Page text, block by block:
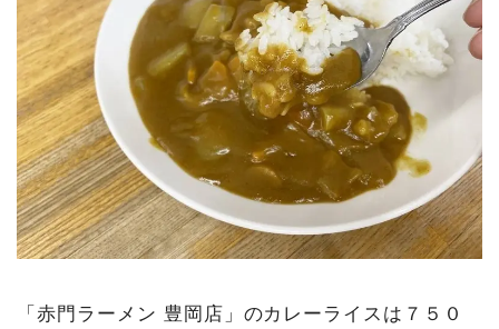
「赤門ラーメン 豊岡店」のカレーライスは７５０